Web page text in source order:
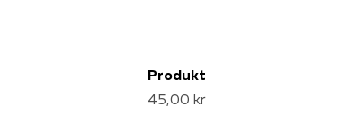
Produkt
45,00 kr